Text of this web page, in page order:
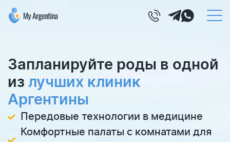
Запланируйте роды в одной
из лучших клиник
Аргентины
Передовые технологии в медицине
Комфортные палаты с комнатами для